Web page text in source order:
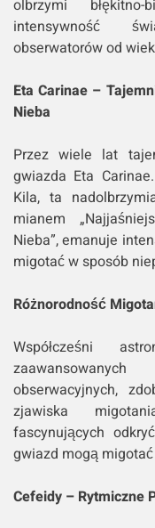
olbrzymi
intensywność
obserwatorów od
Eta Carinae –
Nieba
Przez wiele lat
gwiazda Eta
Kila, ta
mianem
Nieba”, emanuje
migotać w sposób
Różnorodność
Współcześni
obserwacyjnych,
zjawiska
fascynujących
gwiazd mogą
Cefeidy – Rytmiczne